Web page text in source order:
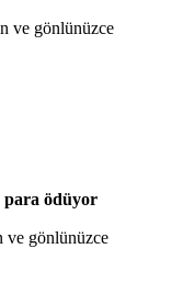
ve gönlünüzce
para ödüyor
ve gönlünüzce